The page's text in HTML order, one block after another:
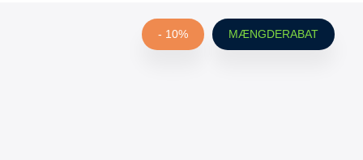
- 10% MÆNGDERABAT